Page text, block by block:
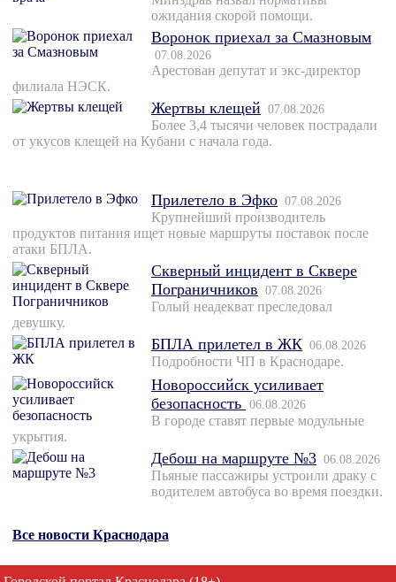
ожидания скорой помощи.
Воронок приехал за Смазновым
07.08.2026
Арестован депутат и экс-директор
филиала НЭСК.
Жертвы клещей 07.08.2026
Более 3,4 тысячи человек пострадали
от укусов клещей на Кубани с начала года.
Прилетело в Эфко 07.08.2026
Крупнейший производитель
продуктов питания ищет новые маршруты поставок после
атаки БПЛА.
Скверный инцидент в Сквере
Пограничников 07.08.2026
Голый неадекват преследовал
девушку.
БПЛА прилетел в ЖК 06.08.2026
Подробности ЧП в Краснодаре.
Новороссийск усиливает
безопасность 06.08.2026
В городе ставят первые модульные
укрытия.
Дебош на маршруте №3 06.08.2026
Пьяные пассажиры устроили драку с
водителем автобуса во время поездки.
Все новости Краснодара